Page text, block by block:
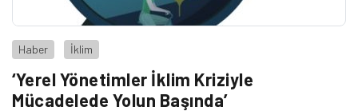
Haber İklim
‘Yerel Yönetimler İklim Kriziyle
Mücadelede Yolun Başında’